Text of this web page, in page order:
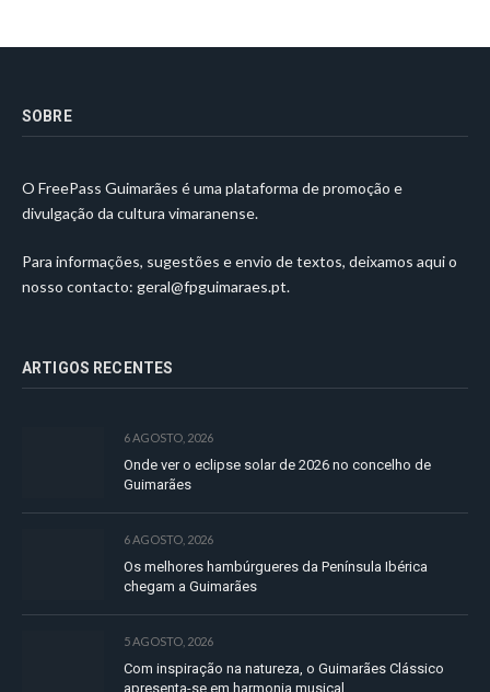
SOBRE
O FreePass Guimarães é uma plataforma de promoção e
divulgação da cultura vimaranense.
Para informações, sugestões e envio de textos, deixamos aqui o
nosso contacto: geral@fpguimaraes.pt.
ARTIGOS RECENTES
6 AGOSTO, 2026
Onde ver o eclipse solar de 2026 no concelho de
Guimarães
6 AGOSTO, 2026
Os melhores hambúrgueres da Península Ibérica
chegam a Guimarães
5 AGOSTO, 2026
Com inspiração na natureza, o Guimarães Clássico
apresenta-se em harmonia musical